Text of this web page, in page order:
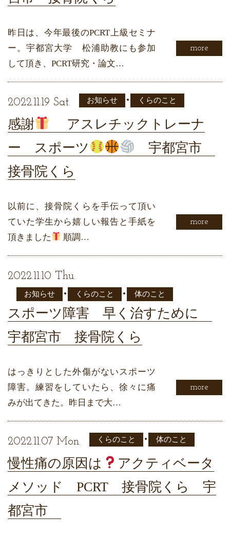
昨日は、今年最後のPCRT上級セミナ
ー。宇都宮大学 松浦助教にも参加
して頂き、PCRT研究・論文…
more
2022.11.19 Sat. お知らせ • くらのこと
感謝
アスレチックトレーナ
ー スポーツ
宇都宮市
接骨院くら
以前に、接骨院くらを手伝って頂い
ていた学生から嬉しい報告と手紙を
頂きました
順調…
more
2022.11.10 Thu.
お知らせ • くらのこと • 体のこと
スポーツ障害 早く治すために
宇都宮市 接骨院くら
はっきりとした外傷がないスポーツ
障害。練習をしていたら、徐々に痛
みが出てきた。昨日まで大…
more
2022.11.07 Mon. くらのこと • 体のこと
慢性痛の原因は
アクティベータ
メソッド PCRT 接骨院くら 宇
都宮市